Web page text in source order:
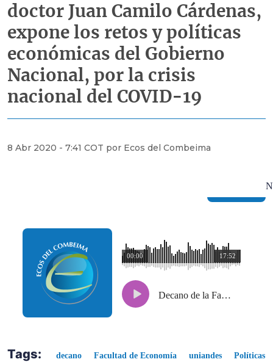
doctor Juan Camilo Cárdenas,
expone los retos y políticas
económicas del Gobierno
Nacional, por la crisis
nacional del COVID-19
8 Abr 2020 - 7:41 COT por Ecos del Combeima
17:52
00:00
Decano de la Facultad de Economía de Uniandes, doctor Juan Camilo Cárdenas, expone los retos y políticas económicas del Gobierno Nacional, por la crisis nacional del COVID-19
Tags: decano Facultad de Economía uniandes
Políticas